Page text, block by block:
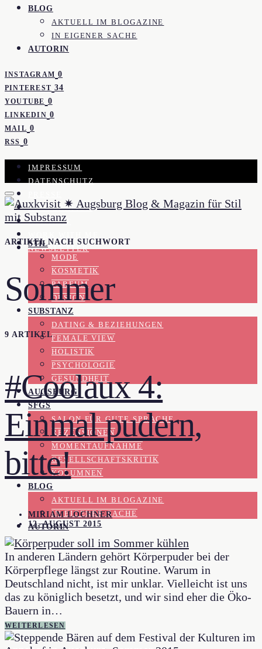
BLOG
AKTUELL IM BLOGAZINE
IN EIGENER SACHE
AUTORIN
INSTAGRAM 0
PINTEREST 34
YOUTUBE 0
LINKEDIN 0
MAIL 0
RSS 0
IMPRESSUM
DATENSCHUTZ
KOOPERATION
KONTAKT
NEWSLETTER
STIL
MODE
KOSMETIK
PARFUM
DESIGN
SUBSTANZ
DATING & BEZIEHUNGEN
FEMALE VIEW
HOLISTIK
PSYCHOLOGIE
GESUNDHEIT
AUGSBURG
SFGS
SALON FÜR GUTE SPRACHE
REZENSIONEN
MOMENTAUFNAHME
GESELLSCHAFTSKRITIK
KOLUMNEN
BLOG
AKTUELL IM BLOGAZINE
IN EIGENER SACHE
AUTORIN
ARTIKEL NACH SUCHWORT
Sommer
9 ARTIKEL
#Coolaux 4:
Einmal pudern,
bitte!
MIRIAM LOCHNER
12. AUGUST 2015
In anderen Ländern gehört Körperpuder bei der
Körperpflege längst zur Routine. Warum in
Deutschland nicht, ist mir unklar. Vielleicht ist uns
das zu königlich besetzt, und wir sind eher die Öko-
Bauern in…
WEITERLESEN